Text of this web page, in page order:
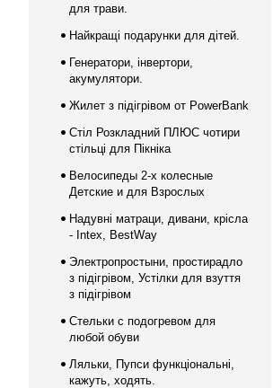
для трави.
Найкращі подарунки для дітей.
Генератори, інвертори,
акумулятори.
Жилет з підігрівом от PowerBank
Стіл Розкладний ПЛЮС чотири
стільці для Пікніка
Велосипеды 2-х колесные
Детские и для Взрослых
Надувні матраци, дивани, крісла
- Intex, BestWay
Электропростыни, простирадло
з підігрівом, Устілки для взуття
з підігрівом
Стельки с подогревом для
любой обуви
Ляльки, Пупси функціональні,
кажуть, ходять.